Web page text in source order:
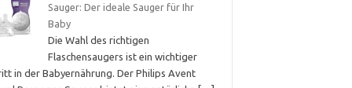
Sauger: Der ideale Sauger für Ihr
Baby
Die Wahl des richtigen
Flaschensaugers ist ein wichtiger
in der Babyernährung. Der Philips Avent